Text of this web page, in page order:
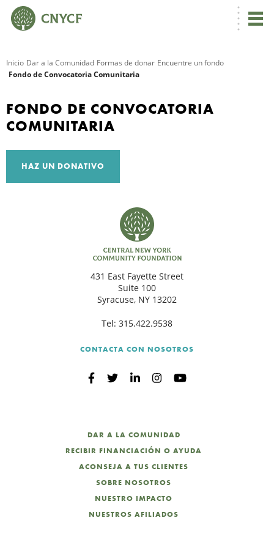
Inicio Dar a la Comunidad Formas de donar Encuentre un fondo
Fondo de Convocatoria Comunitaria
FONDO DE CONVOCATORIA
COMUNITARIA
HAZ UN DONATIVO
431 East Fayette Street
Suite 100
Syracuse, NY 13202
Tel: 315.422.9538
CONTACTA CON NOSOTROS
DAR A LA COMUNIDAD
RECIBIR FINANCIACIÓN O AYUDA
ACONSEJA A TUS CLIENTES
SOBRE NOSOTROS
NUESTRO IMPACTO
NUESTROS AFILIADOS